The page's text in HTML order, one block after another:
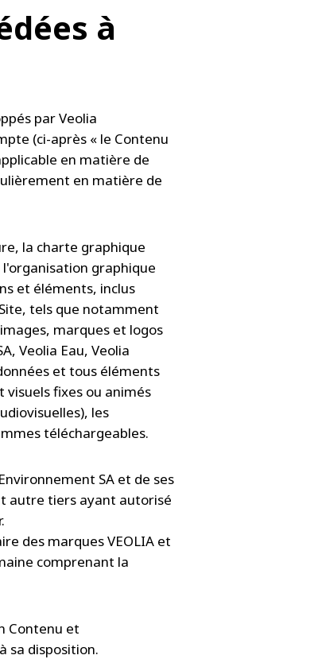
à
par Veolia
(ci-après « le Contenu
en matière de
en matière de
la charte graphique
graphique
et éléments, inclus
tels que notamment
marques et logos
Veolia Eau, Veolia
et tous éléments
visuels fixes ou animés
les
téléchargeables.
SA et de ses
autre tiers ayant autorisé
des marques VEOLIA et
comprenant la
Contenu et
sa disposition.